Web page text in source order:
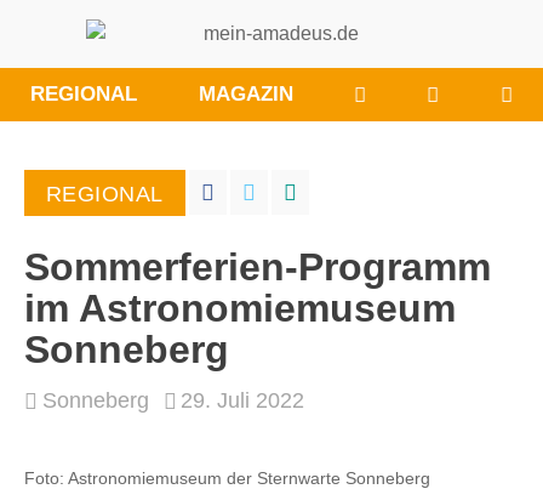
REGIONAL MAGAZIN WÜNSCHE/
SIE
REGIONAL
Sommerferien-Programm
im Astronomiemuseum
Sonneberg
Sonneberg 29. Juli 2022
Foto: Astronomiemuseum der Sternwarte Sonneberg